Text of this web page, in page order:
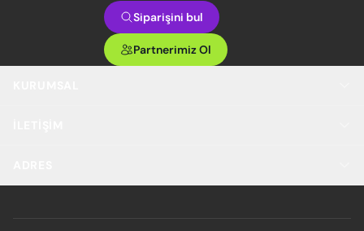
Siparişini bul
Partnerimiz Ol